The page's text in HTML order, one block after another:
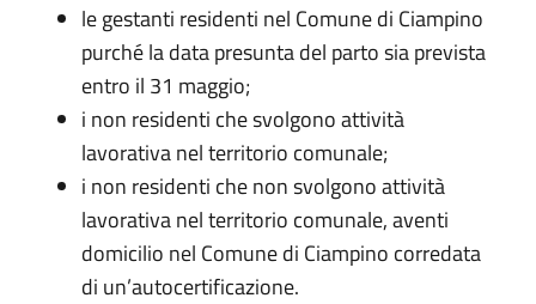
le gestanti residenti nel Comune di Ciampino
purché la data presunta del parto sia prevista
entro il 31 maggio;
i non residenti che svolgono attività
lavorativa nel territorio comunale;
i non residenti che non svolgono attività
lavorativa nel territorio comunale, aventi
domicilio nel Comune di Ciampino corredata
di un’autocertificazione.